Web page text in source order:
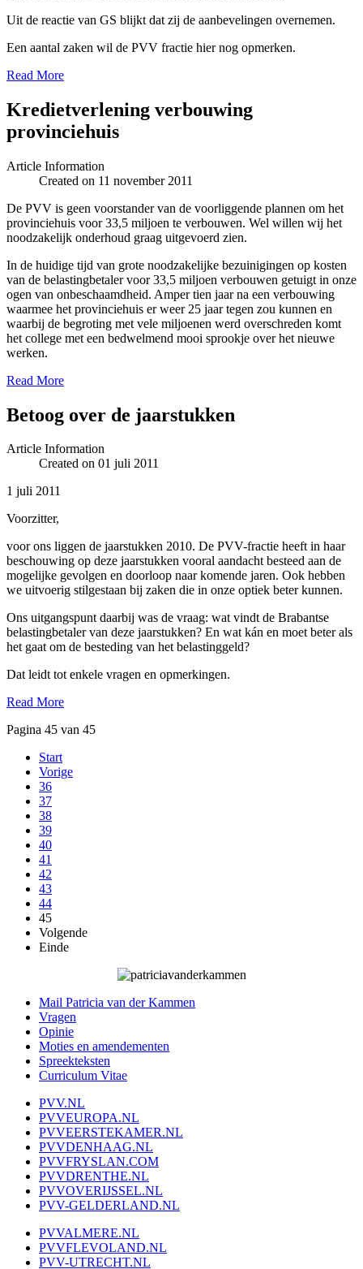
Uit de reactie van GS blijkt dat zij de aanbevelingen overnemen.
Een aantal zaken wil de PVV fractie hier nog opmerken.
Read More
Kredietverlening verbouwing
provinciehuis
Article Information
Created on 11 november 2011
De PVV is geen voorstander van de voorliggende plannen om het
provinciehuis voor 33,5 miljoen te verbouwen. Wel willen wij het
noodzakelijk onderhoud graag uitgevoerd zien.
In de huidige tijd van grote noodzakelijke bezuinigingen op kosten
van de belastingbetaler voor 33,5 miljoen verbouwen getuigt in onze
ogen van onbeschaamdheid. Amper tien jaar na een verbouwing
waarmee het provinciehuis er weer 25 jaar tegen zou kunnen en
waarbij de begroting met vele miljoenen werd overschreden komt
het college met een bedwelmend mooi sprookje over het nieuwe
werken.
Read More
Betoog over de jaarstukken
Article Information
Created on 01 juli 2011
1 juli 2011
Voorzitter,
voor ons liggen de jaarstukken 2010. De PVV-fractie heeft in haar
beschouwing op deze jaarstukken vooral aandacht besteed aan de
mogelijke gevolgen en doorloop naar komende jaren. Ook hebben
we uitvoerig stilgestaan bij zaken die in onze optiek beter kunnen.
Ons uitgangspunt daarbij was de vraag: wat vindt de Brabantse
belastingbetaler van deze jaarstukken? En wat kán en moet beter als
het gaat om de besteding van het belastinggeld?
Dat leidt tot enkele vragen en opmerkingen.
Read More
Pagina 45 van 45
Start
Vorige
36
37
38
39
40
41
42
43
44
45
Volgende
Einde
Mail Patricia van der Kammen
Vragen
Opinie
Moties en amendementen
Spreekteksten
Curriculum Vitae
PVV.NL
PVVEUROPA.NL
PVVEERSTEKAMER.NL
PVVDENHAAG.NL
PVVFRYSLAN.COM
PVVDRENTHE.NL
PVVOVERIJSSEL.NL
PVV-GELDERLAND.NL
PVVALMERE.NL
PVVFLEVOLAND.NL
PVV-UTRECHT.NL